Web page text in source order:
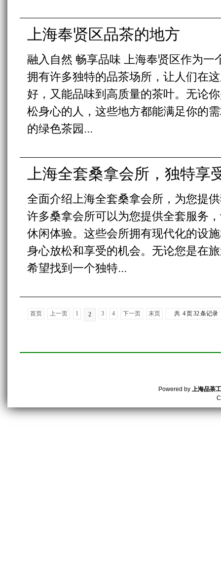
上海奉贤区品茶的地方
融入自然 畅享品味 上海奉贤区作为一
拥有许多独特的品茶场所，让人们在
好，又能品味到高质量的茶叶。无论
松身心的人，这些地方都能满足你的
的绿色茶园...
上海全套桑拿会所，独特享
全面介绍上海全套桑拿会所，为您提
许多桑拿会所可以为您提供全套服务
休闲体验。这些会所拥有现代化的设
身心放松和享受的机会。无论您是在
希望找到一个独特...
首页 上一页 1 2 3 4 下一页 末页 共 4页32条记录
Powered by 上海品茶